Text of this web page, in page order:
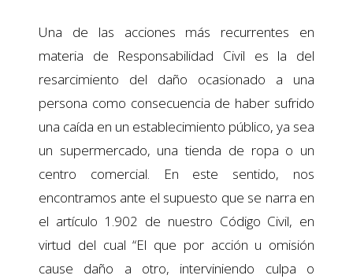
Una de las acciones más recurrentes en
materia de Responsabilidad Civil es la del
resarcimiento del daño ocasionado a una
persona como consecuencia de haber sufrido
una caída en un establecimiento público, ya sea
un supermercado, una tienda de ropa o un
centro comercial. En este sentido, nos
encontramos ante el supuesto que se narra en
el artículo 1.902 de nuestro Código Civil, en
virtud del cual “El que por acción u omisión
cause daño a otro, interviniendo culpa o